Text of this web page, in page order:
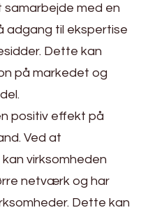
samarbejde med en
adgang til ekspertise
Dette kan
på markedet og
positiv effekt på
Ved at
virksomheden
netværk og har
Dette kan